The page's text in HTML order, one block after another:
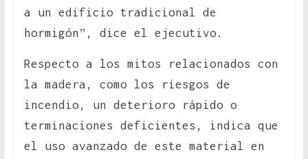
a un edificio tradicional de
hormigón”, dice el ejecutivo.
Respecto a los mitos relacionados con
la madera, como los riesgos de
incendio, un deterioro rápido o
terminaciones deficientes, indica que
el uso avanzado de este material en